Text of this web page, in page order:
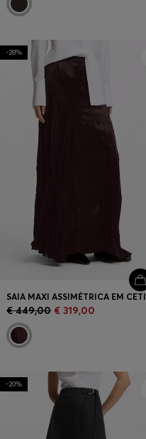
-28%
€ 449,00 € 319,00
-20%